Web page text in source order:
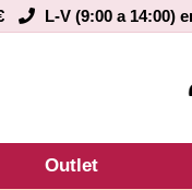
L-V (9:00 a 14:00)
Outlet